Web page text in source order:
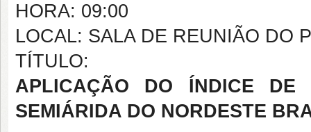
HORA: 09:00
LOCAL: SALA DE REUNIÃO DO
TÍTULO:
APLICAÇÃO DO ÍNDICE DE
SEMIÁRIDA DO NORDESTE